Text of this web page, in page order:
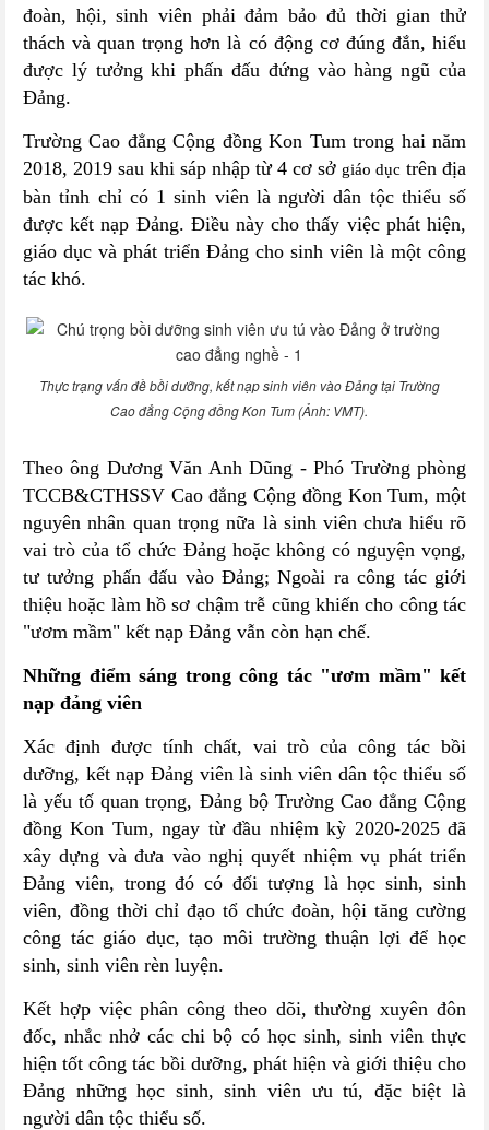
đoàn, hội, sinh viên phải đảm bảo đủ thời gian thử
thách và quan trọng hơn là có động cơ đúng đắn, hiểu
được lý tưởng khi phấn đấu đứng vào hàng ngũ của
Đảng.
Trường Cao đẳng Cộng đồng Kon Tum trong hai năm
2018, 2019 sau khi sáp nhập từ 4 cơ sở giáo dục trên địa
bàn tỉnh chỉ có 1 sinh viên là người dân tộc thiểu số
được kết nạp Đảng. Điều này cho thấy việc phát hiện,
giáo dục và phát triển Đảng cho sinh viên là một công
tác khó.
Thực trạng vấn đề bồi dưỡng, kết nạp sinh viên vào Đảng tại Trường
Cao đẳng Cộng đồng Kon Tum (Ảnh: VMT).
Theo ông Dương Văn Anh Dũng - Phó Trường phòng
TCCB&CTHSSV Cao đẳng Cộng đồng Kon Tum, một
nguyên nhân quan trọng nữa là sinh viên chưa hiểu rõ
vai trò của tổ chức Đảng hoặc không có nguyện vọng,
tư tưởng phấn đấu vào Đảng; Ngoài ra công tác giới
thiệu hoặc làm hồ sơ chậm trễ cũng khiến cho công tác
"ươm mầm" kết nạp Đảng vẫn còn hạn chế.
Những điểm sáng trong công tác "ươm mầm" kết
nạp đảng viên
Xác định được tính chất, vai trò của công tác bồi
dưỡng, kết nạp Đảng viên là sinh viên dân tộc thiểu số
là yếu tố quan trọng, Đảng bộ Trường Cao đẳng Cộng
đồng Kon Tum, ngay từ đầu nhiệm kỳ 2020-2025 đã
xây dựng và đưa vào nghị quyết nhiệm vụ phát triển
Đảng viên, trong đó có đối tượng là học sinh, sinh
viên, đồng thời chỉ đạo tổ chức đoàn, hội tăng cường
công tác giáo dục, tạo môi trường thuận lợi để học
sinh, sinh viên rèn luyện.
Kết hợp việc phân công theo dõi, thường xuyên đôn
đốc, nhắc nhở các chi bộ có học sinh, sinh viên thực
hiện tốt công tác bồi dưỡng, phát hiện và giới thiệu cho
Đảng những học sinh, sinh viên ưu tú, đặc biệt là
người dân tộc thiểu số.